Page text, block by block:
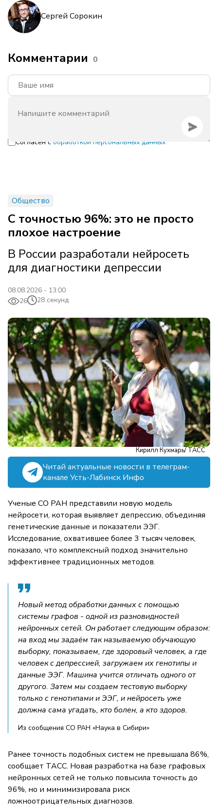
Сергей Сорокин
Комментарии 0
Согласен с обработкой персональных данных
Общество
С точностью 96%: это не просто
плохое настроение
В России разработали нейросеть
для диагностики депрессии
08.08.2026 - 13:00
26
28 секунд
Кирилл Кухмарь/ ТАСС
Читай актуальные новости в телеграм-
канале Усть-Лабинск Инфо
Ученые СО РАН представили новую модель
нейросети, которая выявляет депрессию, объединяя
генетические данные и показатели ЭЭГ.
Исследование, охватившее более 3 тысяч человек,
показало, что комплексный подход значительно
эффективнее традиционных методов.
Новый метод обработки данных с помощью
системы графов - одной из разновидностей
нейронных сетей. Он работает следующим образом:
на вход мы задаём так называемую обучающую
выборку, показываем, где здоровый человек, а где
человек с депрессией, загружаем их генотипы и
данные ЭЭГ. Машина учится отличать одного от
другого. Затем мы создаем тестовую выборку
только с генотипами и ЭЭГ, и нейросеть уже
должна сама угадать, кто болен, а кто здоров.
Из сообщения СО РАН «Наука в Сибири»
Ранее точность подобных систем не превышала 86%,
сообщает ТАСС. Новая разработка на базе графовых
нейронных сетей не только повысила точность до
96%, но и минимизировала риск
ложноотрицательных диагнозов.